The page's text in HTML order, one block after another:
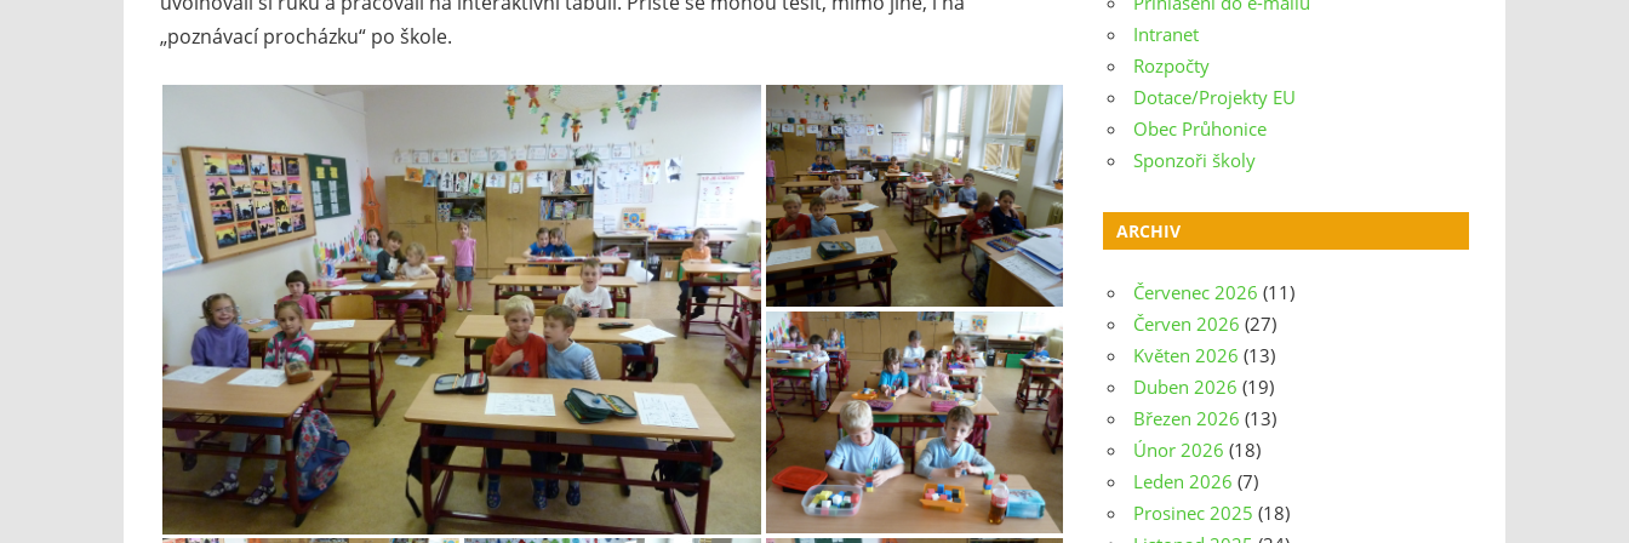
„poznávací procházku“ po škole.
Intranet
Rozpočty
Dotace/Projekty EU
Obec Průhonice
Sponzoři školy
ARCHIV
Červenec 2026 (11)
Červen 2026 (27)
Květen 2026 (13)
Duben 2026 (19)
Březen 2026 (13)
Únor 2026 (18)
Leden 2026 (7)
Prosinec 2025 (18)